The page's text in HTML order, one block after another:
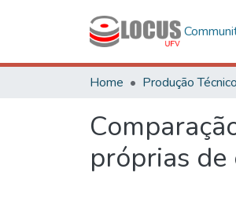
Home Produção
próprias